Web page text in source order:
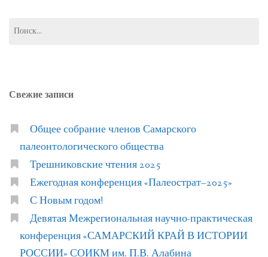
Свежие записи
Общее собрание членов Самарского
палеонтологического общества
Трешниковские чтения 2025
Ежегодная конференция «Палеострат–2025»
С Новым годом!
Девятая Межрегиональная научно-практическая
конференция «САМАРСКИЙ КРАЙ В ИСТОРИИ
РОССИИ» СОИКМ им. П.В. Алабина